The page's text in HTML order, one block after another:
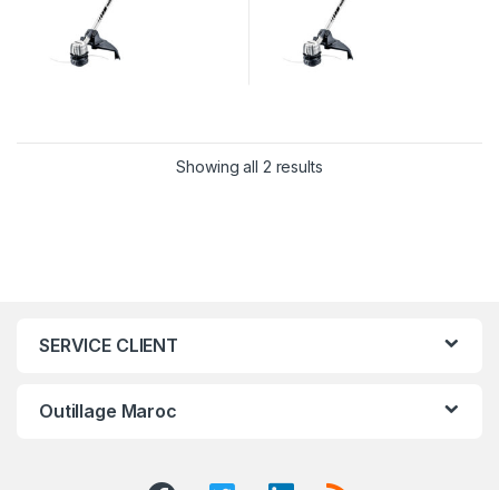
Showing all 2 results
SERVICE CLIENT
Outillage Maroc